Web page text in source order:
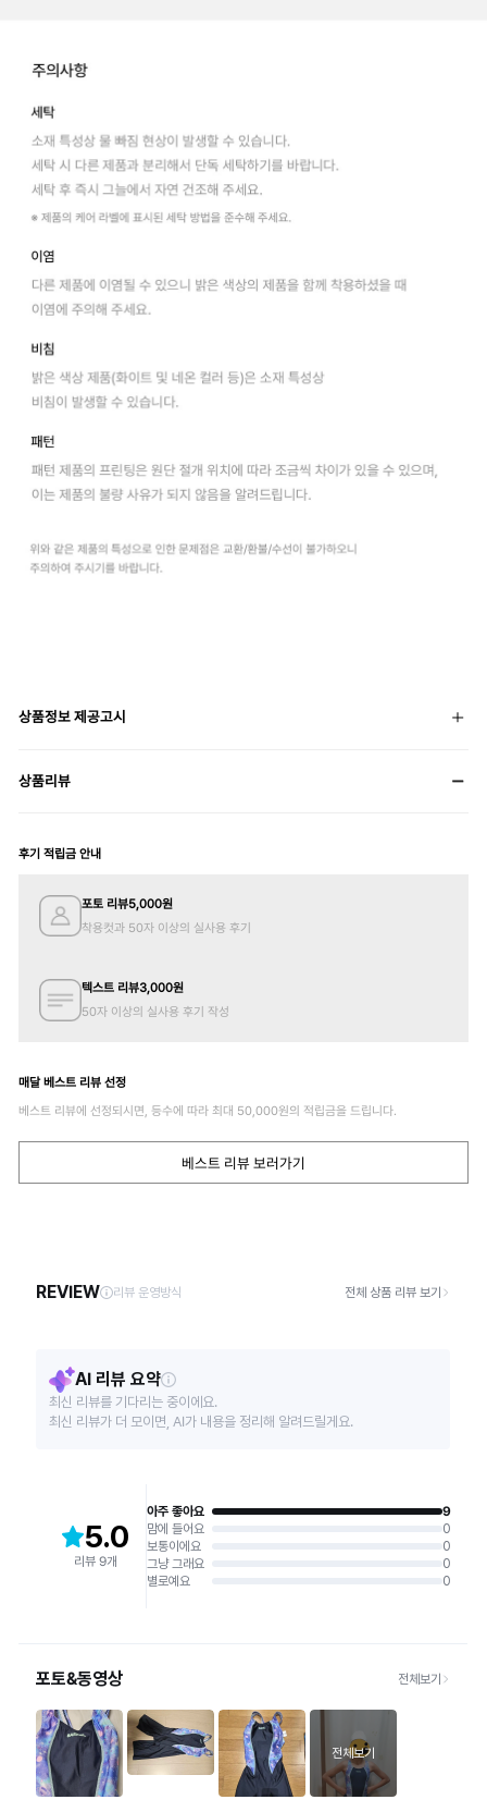
상품정보 제공고시
상품리뷰
후기 적립금 안내
포토 리뷰5,000원
착용컷과 50자 이상의 실사용 후기
텍스트 리뷰3,000원
50자 이상의 실사용 후기 작성
매달 베스트 리뷰 선정
베스트 리뷰에 선정되시면, 등수에 따라 최대 50,000원의 적립금을 드립니다.
베스트 리뷰 보러가기